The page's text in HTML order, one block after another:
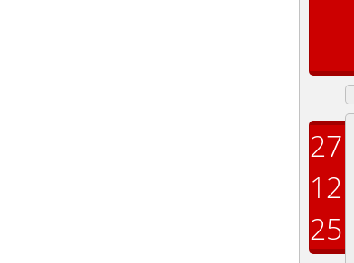
27
12
25